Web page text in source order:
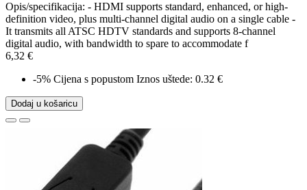
Opis/specifikacija: - HDMI supports standard, enhanced, or high-
definition video, plus multi-channel digital audio on a single cable -
It transmits all ATSC HDTV standards and supports 8-channel
digital audio, with bandwidth to spare to accommodate f
6,32 €
-5% Cijena s popustom Iznos uštede: 0.32 €
Dodaj u košaricu